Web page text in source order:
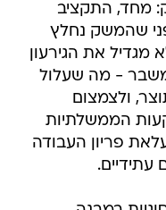
מחד, התקציב
שהמשק נחלץ
מגדיל את הגירעון
- מה שעלול
ולצמצום
הממשלתיות
פריון העבודה